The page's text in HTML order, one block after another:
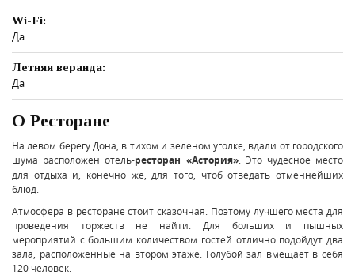
Wi-Fi:
Да
Летняя веранда:
Да
О Ресторане
На левом берегу Дона, в тихом и зеленом уголке, вдали от городского
шума расположен отель-ресторан «Астория». Это чудесное место
для отдыха и, конечно же, для того, чтоб отведать отменнейших
блюд.
Атмосфера в ресторане стоит сказочная. Поэтому лучшего места для
проведения торжеств не найти. Для больших и пышных
мероприятий с большим количеством гостей отлично подойдут два
зала, расположенные на втором этаже. Голубой зал вмещает в себя
120 человек.